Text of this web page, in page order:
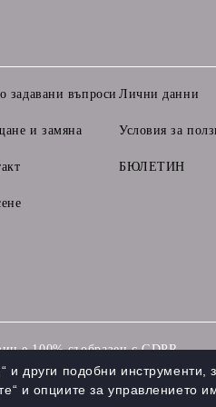
задавани въпроси
и замяна
Лични данни
Условия за
БЮЛЕТИН
е 100% съобразен с GDPR.
и други подобни
и опциите за управлението